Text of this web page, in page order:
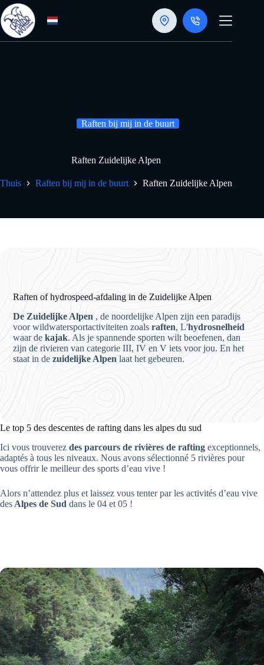
Doorgaan
naar
artikel
Raften bij mij in de buurt
Raften Zuidelijke Alpen
Thuis Raften bij mij in de buurt Raften Zuidelijke Alpen
Raften of hydrospeed-afdaling in de Zuidelijke Alpen
De Zuidelijke Alpen , de noordelijke Alpen zijn een paradijs
voor wildwatersportactiviteiten zoalsraften, L'hydrosnelheid
waar dekajak. Als je spannende sporten wilt beoefenen, dan
zijn de rivieren van categorie III, IV en V iets voor jou. En het
staat in dezuidelijke Alpen laat het gebeuren.
Le top 5 des descentes de rafting dans les alpes du sud
Ici vous trouverez des parcours de rivières de rafting exceptionnels,
adaptés à tous les niveaux. Nous avons sélectionné 5 rivières pour
vous offrir le meilleur des sports d’eau vive !
Alors n’attendez plus et laissez vous tenter par les activités d’eau vive
des Alpes de Sud dans le 04 et 05 !